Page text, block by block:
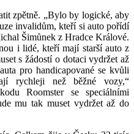
zpětně. „Bylo by logické, aby
invalidům, kteří si auto pořídí
Šimůnek z Hradce Králové.
i lidé, kteří mají starší auto z
s žádostí o dotaci vydržet až
pro handicapované se kvůli
rychleji než běžné vozy,“
Roomster se speciálními
mu tak muset vydržet až do